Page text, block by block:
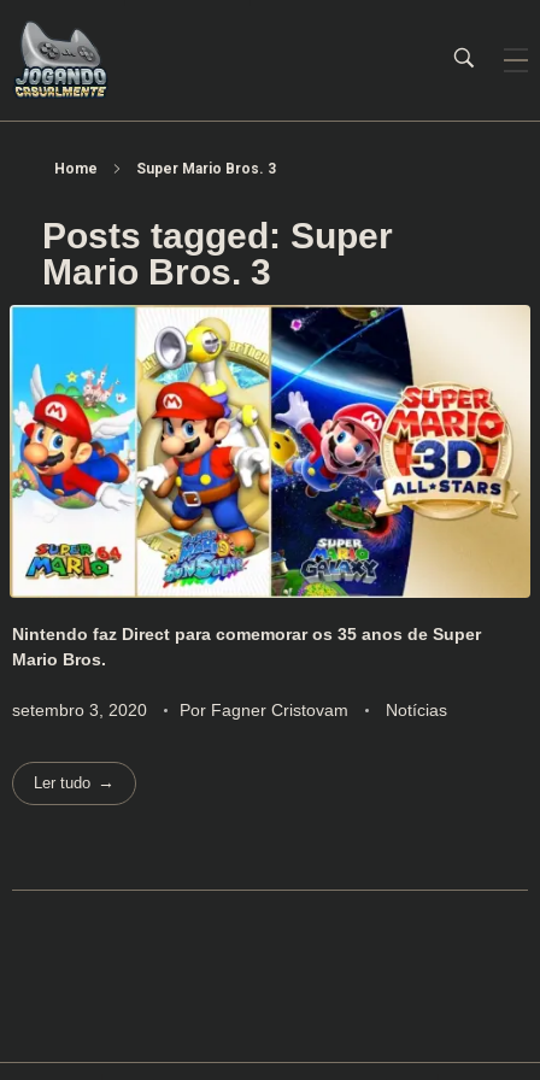
Home Super Mario Bros. 3
Posts tagged: Super
Mario Bros. 3
Nintendo faz Direct para comemorar os 35 anos de Super
Mario Bros.
setembro 3, 2020 Por Fagner Cristovam Notícias
Ler tudo